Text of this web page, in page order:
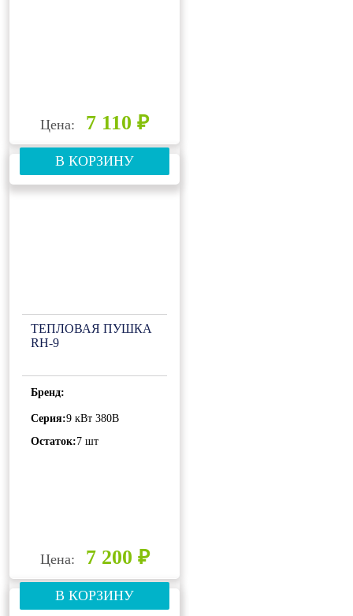
Цена: 7 110 ₽
В КОРЗИНУ
ТЕПЛОВАЯ ПУШКА
RH-9
Бренд:
Серия:9 кВт 380В
Остаток:7 шт
Цена: 7 200 ₽
В КОРЗИНУ